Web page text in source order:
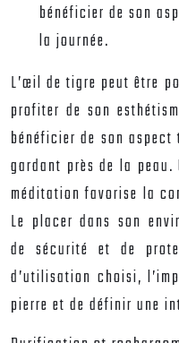
bénéficier de son
la journée.
L’œil de tigre peut être
profiter de son
bénéficier de son
gardant près de la
méditation favorise la
Le placer dans son
de sécurité et de
d’utilisation choisi,
pierre et de définir une